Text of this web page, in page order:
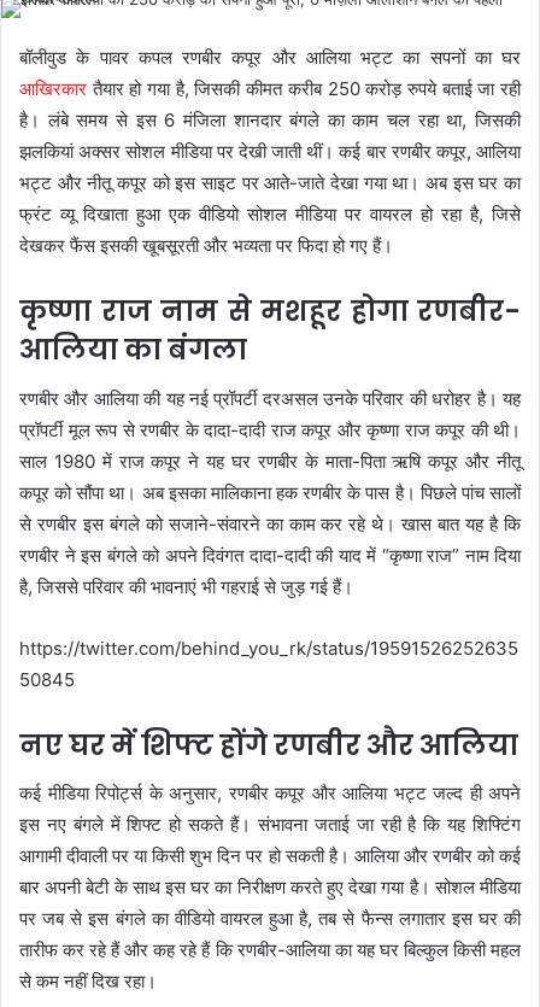
बॉलीवुड के पावर कपल रणबीर कपूर और आलिया भट्ट का सपनों का घर
आखिरकार तैयार हो गया है, जिसकी कीमत करीब 250 करोड़ रुपये बताई जा रही
है। लंबे समय से इस 6 मंजिला शानदार बंगले का काम चल रहा था, जिसकी
झलकियां अक्सर सोशल मीडिया पर देखी जाती थीं। कई बार रणबीर कपूर, आलिया
भट्ट और नीतू कपूर को इस साइट पर आते-जाते देखा गया था। अब इस घर का
फ्रंट व्यू दिखाता हुआ एक वीडियो सोशल मीडिया पर वायरल हो रहा है, जिसे
देखकर फैंस इसकी खूबसूरती और भव्यता पर फिदा हो गए हैं।
कृष्णा राज नाम से मशहूर होगा रणबीर-
आलिया का बंगला
रणबीर और आलिया की यह नई प्रॉपर्टी दरअसल उनके परिवार की धरोहर है। यह
प्रॉपर्टी मूल रूप से रणबीर के दादा-दादी राज कपूर और कृष्णा राज कपूर की थी।
साल 1980 में राज कपूर ने यह घर रणबीर के माता-पिता ऋषि कपूर और नीतू
कपूर को सौंपा था। अब इसका मालिकाना हक रणबीर के पास है। पिछले पांच सालों
से रणबीर इस बंगले को सजाने-संवारने का काम कर रहे थे। खास बात यह है कि
रणबीर ने इस बंगले को अपने दिवंगत दादा-दादी की याद में “कृष्णा राज” नाम दिया
है, जिससे परिवार की भावनाएं भी गहराई से जुड़ गई हैं।
https://twitter.com/behind_you_rk/status/19591526252635
50845
नए घर में शिफ्ट होंगे रणबीर और आलिया
कई मीडिया रिपोर्ट्स के अनुसार, रणबीर कपूर और आलिया भट्ट जल्द ही अपने
इस नए बंगले में शिफ्ट हो सकते हैं। संभावना जताई जा रही है कि यह शिफ्टिंग
आगामी दीवाली पर या किसी शुभ दिन पर हो सकती है। आलिया और रणबीर को कई
बार अपनी बेटी के साथ इस घर का निरीक्षण करते हुए देखा गया है। सोशल मीडिया
पर जब से इस बंगले का वीडियो वायरल हुआ है, तब से फैन्स लगातार इस घर की
तारीफ कर रहे हैं और कह रहे हैं कि रणबीर-आलिया का यह घर बिल्कुल किसी महल
से कम नहीं दिख रहा।